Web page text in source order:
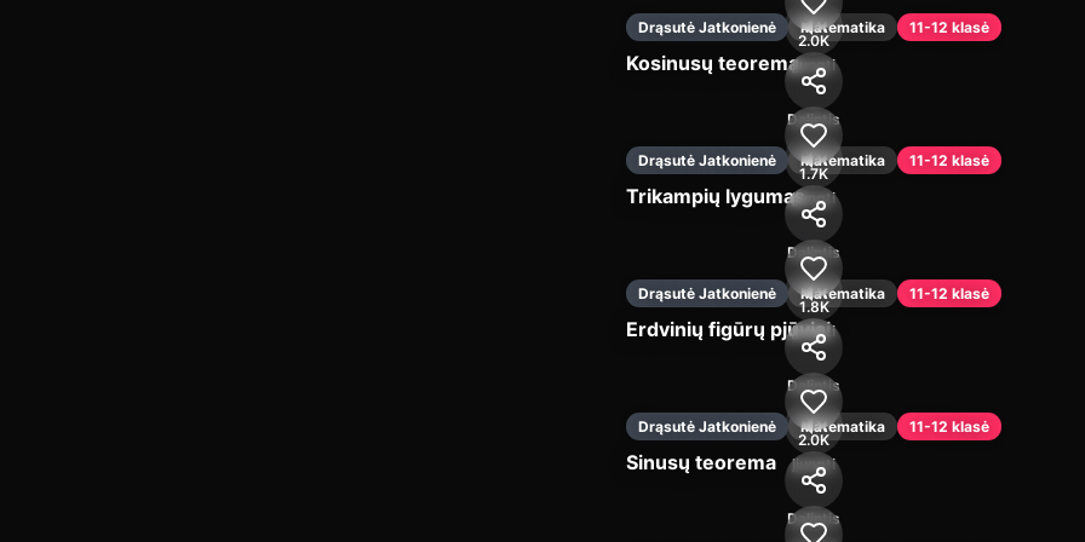
Įjungti
Drąsutė Jatkonienė Matematika 11-12 klasė
Kosinusų teorema
2.0K
Dalintis
Įjungti
Drąsutė Jatkonienė Matematika 11-12 klasė
Trikampių lygumas
1.7K
Dalintis
Įjungti
Drąsutė Jatkonienė Matematika 11-12 klasė
Erdvinių figūrų pjūviai
1.8K
Dalintis
Įjungti
Drąsutė Jatkonienė Matematika 11-12 klasė
Sinusų teorema
2.0K
Dalintis